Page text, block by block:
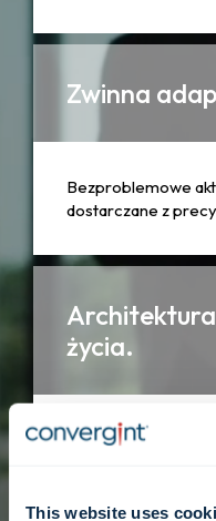
This website uses
Zwinna
Bezproblemowe
dostarczane z
życia.
Strategiczne